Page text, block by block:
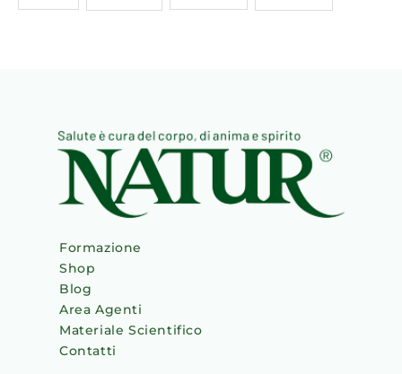
Formazione
Shop
Blog
Area Agenti
Materiale Scientifico
Contatti